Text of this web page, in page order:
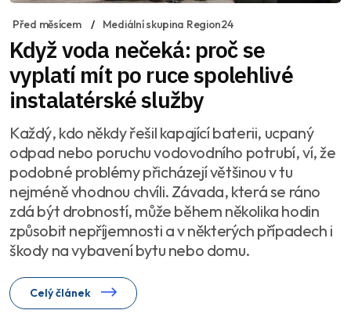
Před měsícem Mediální skupina Region24
Když voda nečeká: proč se
vyplatí mít po ruce spolehlivé
instalatérské služby
Každý, kdo někdy řešil kapající baterii, ucpaný
odpad nebo poruchu vodovodního potrubí, ví, že
podobné problémy přicházejí většinou v tu
nejméně vhodnou chvíli. Závada, která se ráno
zdá být drobností, může během několika hodin
způsobit nepříjemnosti a v některých případech i
škody na vybavení bytu nebo domu.
Celý článek